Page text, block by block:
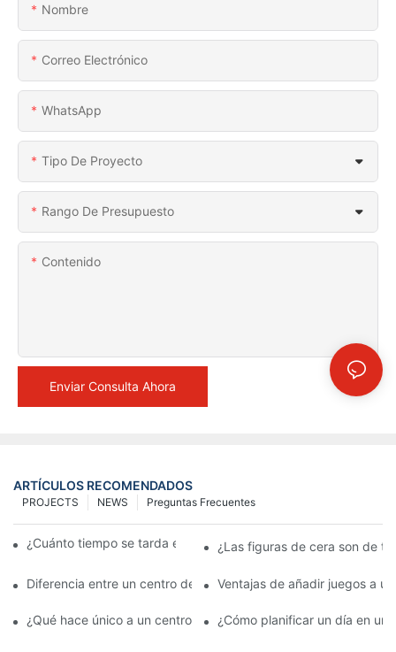
Nombre
Correo Electrónico
WhatsApp
Tipo De Proyecto
Rango De Presupuesto
Contenido
Enviar Consulta Ahora
ARTÍCULOS RECOMENDADOS
Preguntas Frecuentes
NEWS
PROJECTS
¿Cuánto tiempo se tarda en hacer una figura de cera?
¿Las figuras de cera son de
Diferencia entre un centro de entretenimiento con museo de
Ventajas de añadir juegos a
¿Qué hace único a un centro de entretenimiento con museo de
¿Cómo planificar un día en